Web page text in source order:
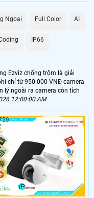
Ngoại Full Color AI
IP66
Ezviz chống trộm là giải
chỉ từ 950.000 VNĐ camera
lý ngoài ra camera còn tích
12:00:00 AM